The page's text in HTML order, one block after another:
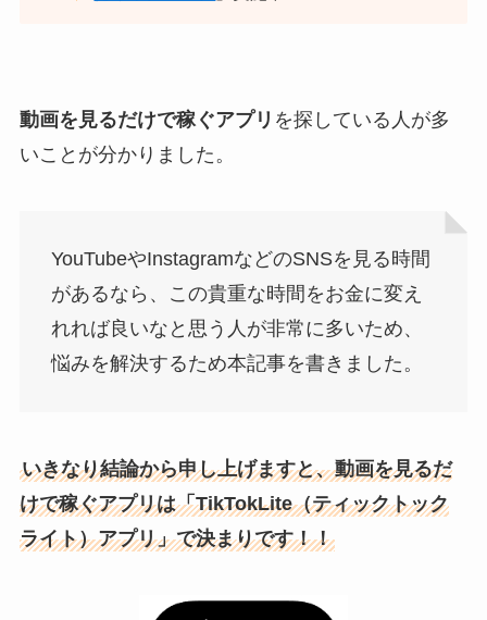
動画を見るだけで稼ぐアプリ を探している人が多
いことが分かりました。
YouTubeやInstagramなどのSNSを見る時間
があるなら、この貴重な時間をお金に変え
れれば良いなと思う人が非常に多いため、
悩みを解決するため本記事を書きました。
いきなり結論から申し上げますと、動画を見るだ
けで稼ぐアプリは「TikTokLite（ティックトック
ライト）アプリ」で決まりです！！